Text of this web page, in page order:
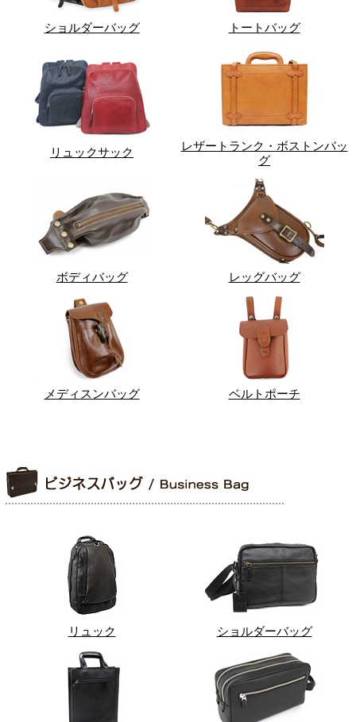
ショルダーバッグ トートバッグ
リュックサック
レザートランク・ボストンバッ
グ
ボディバッグ レッグバッグ
メディスンバッグ ベルトポーチ
リュック ショルダーバッグ